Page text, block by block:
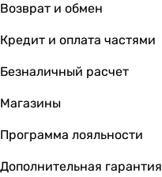
Возврат и обмен
Кредит и оплата частями
Безналичный расчет
Магазины
Программа лояльности
Дополнительная гарантия